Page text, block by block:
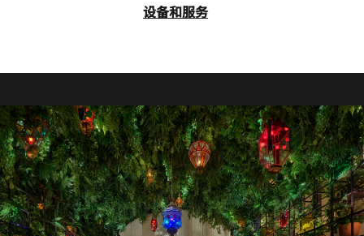
设备和服务